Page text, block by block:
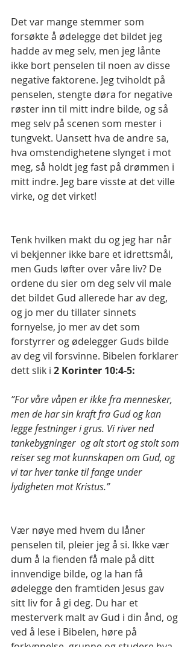
Det var mange stemmer som
forsøkte å ødelegge det bildet jeg
hadde av meg selv, men jeg lånte
ikke bort penselen til noen av disse
negative faktorene. Jeg tviholdt på
penselen, stengte døra for negative
røster inn til mitt indre bilde, og så
meg selv på scenen som mester i
tungvekt. Uansett hva de andre sa,
hva omstendighetene slynget i mot
meg, så holdt jeg fast på drømmen i
mitt indre. Jeg bare visste at det ville
virke, og det virket!
Tenk hvilken makt du og jeg har når
vi bekjenner ikke bare et idrettsmål,
men Guds løfter over våre liv? De
ordene du sier om deg selv vil male
det bildet Gud allerede har av deg,
og jo mer du tillater sinnets
fornyelse, jo mer av det som
forstyrrer og ødelegger Guds bilde
av deg vil forsvinne. Bibelen forklarer
dett slik i 2 Korinter 10:4-5:
”For våre våpen er ikke fra mennesker,
men de har sin kraft fra Gud og kan
legge festninger i grus. Vi river ned
tankebygninger  og alt stort og stolt som
reiser seg mot kunnskapen om Gud, og
vi tar hver tanke til fange under
lydigheten mot Kristus.”
Vær nøye med hvem du låner
penselen til, pleier jeg å si. Ikke vær
dum å la fienden få male på ditt
innvendige bilde, og la han få
ødelegge den framtiden Jesus gav
sitt liv for å gi deg. Du har et
mesterverk malt av Gud i din ånd, og
ved å lese i Bibelen, høre på